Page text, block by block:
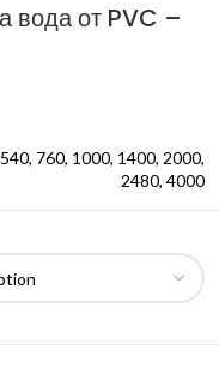
вода от PVC –
540, 760, 1000, 1400, 2000,
2480, 4000